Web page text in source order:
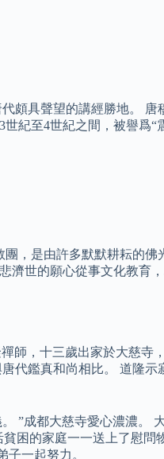
頗具聲望的講經勝地。
紀至4世紀之間，被譽爲“
，是由許多默默耕耘的
世的願心從事文化教育
師，十三歲出家於大慈寺
鑑真和尚相比。 道隆
”成都大慈寺愛心濃濃。
困的家庭一一送上了慰問
一起努力。